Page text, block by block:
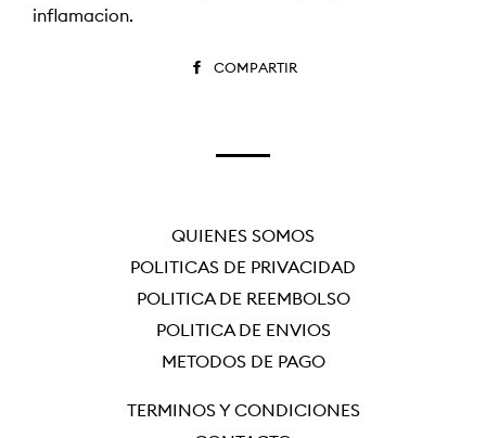
inflamación.
COMPARTIR
QUIÉNES SOMOS
POLÍTICAS DE PRIVACIDAD
POLÍTICA DE REEMBOLSO
POLÍTICA DE ENVÍOS
MÉTODOS DE PAGO
TÉRMINOS Y CONDICIONES